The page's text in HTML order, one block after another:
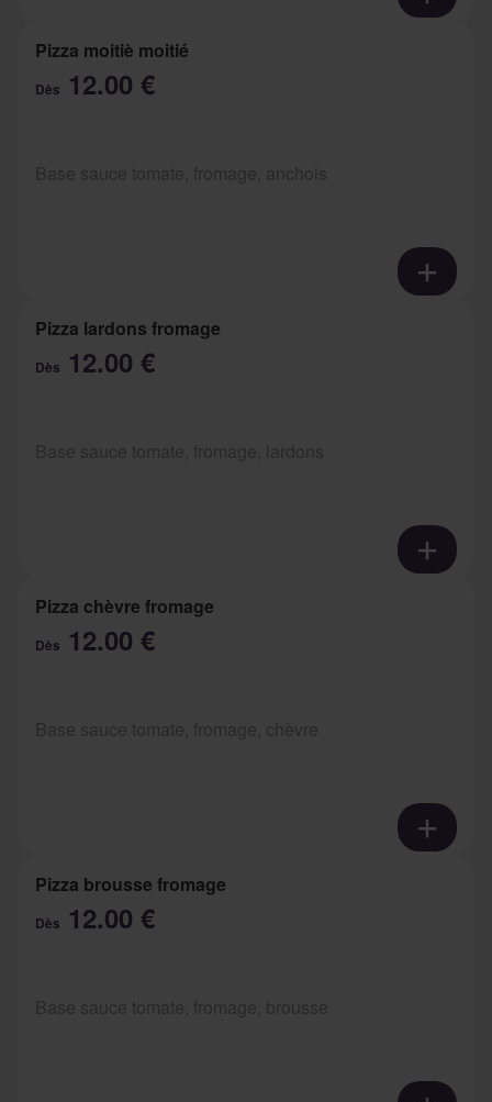
Pizza moitiè moitié
Dès 12.00 €
Pizza lardons fromage
Dès 12.00 €
Pizza chèvre fromage
Dès 12.00 €
Pizza brousse fromage
Dès 12.00 €